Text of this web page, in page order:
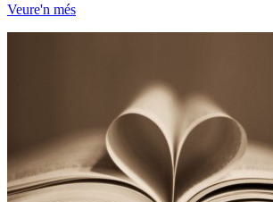
Veure'n més